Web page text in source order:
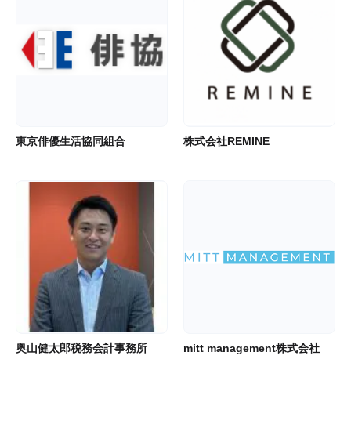
東京俳優生活協同組合 株式会社REMINE
奥山健太郎税務会計事務所 mitt management株式会社